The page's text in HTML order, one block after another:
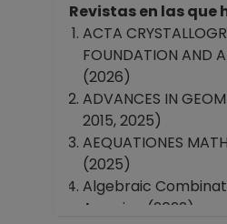
Revistas en las que
ACTA
FOUNDATION AND
(2026)
ADVANCES IN
2015, 2025)
AEQUATIONES
(2025)
Algebraic
America (2022)